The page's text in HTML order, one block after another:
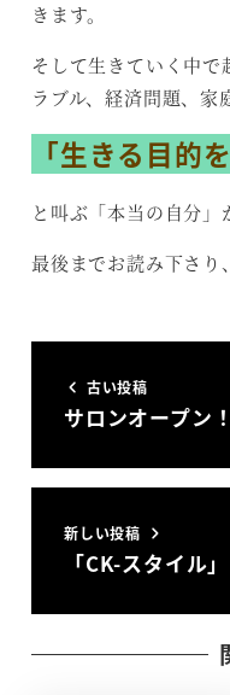
きます。
そして生きていく中で
ラブル、経済問題、家
「生きる目的
と叫ぶ「本当の自分」
最後までお読み下さり
古い投稿
サロンオープン！
新しい投稿
「CK-スタイル」